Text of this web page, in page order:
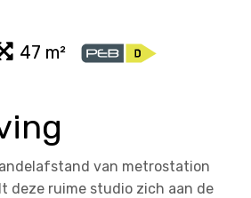
47 m²
van metrostation
deze ruime studio zich aan de